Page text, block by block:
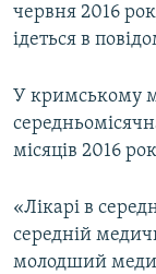
червня 2016
ідеться в
У кримському
місяців 2016
«Лікарі в
середній
молодший